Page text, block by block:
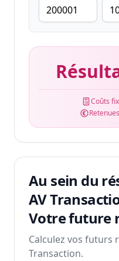
Coûts
Au sein du
AV
Votre future
Calculez vos futurs
Transaction.